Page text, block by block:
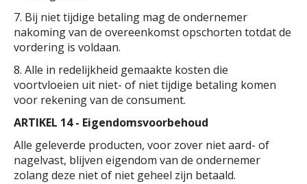
7. Bij niet tijdige betaling mag de ondernemer
nakoming van de overeenkomst opschorten totdat de
vordering is voldaan.
8. Alle in redelijkheid gemaakte kosten die
voortvloeien uit niet- of niet tijdige betaling komen
voor rekening van de consument.
ARTIKEL 14 - Eigendomsvoorbehoud
Alle geleverde producten, voor zover niet aard- of
nagelvast, blijven eigendom van de ondernemer
zolang deze niet of niet geheel zijn betaald.